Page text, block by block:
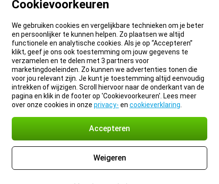
Cookievoorkeuren
We gebruiken cookies en vergelijkbare technieken om je beter
en persoonlijker te kunnen helpen. Zo plaatsen we altijd
functionele en analytische cookies. Als je op “Accepteren”
klikt, geef je ons ook toestemming om jouw gegevens te
verzamelen en te delen met 3 partners voor
marketingdoeleinden. Zo kunnen we advertenties tonen die
voor jou relevant zijn. Je kunt je toestemming altijd eenvoudig
intrekken of wijzigen. Scroll hiervoor naar de onderkant van de
pagina en klik in de footer op 'Cookievoorkeuren'. Lees meer
over onze cookies in onze privacy- en cookieverklaring
Accepteren
Weigeren